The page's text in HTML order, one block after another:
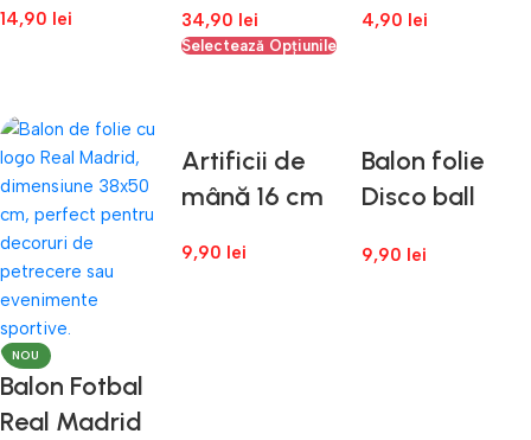
14,90 lei 34,90 lei
Selectează Opțiunile
Holografic
4,90 lei
NOU
Balon Fotbal
Real Madrid
Artificii de
mână 16 cm
9,90 lei
Balon folie
Disco ball
63 cm
9,90 lei